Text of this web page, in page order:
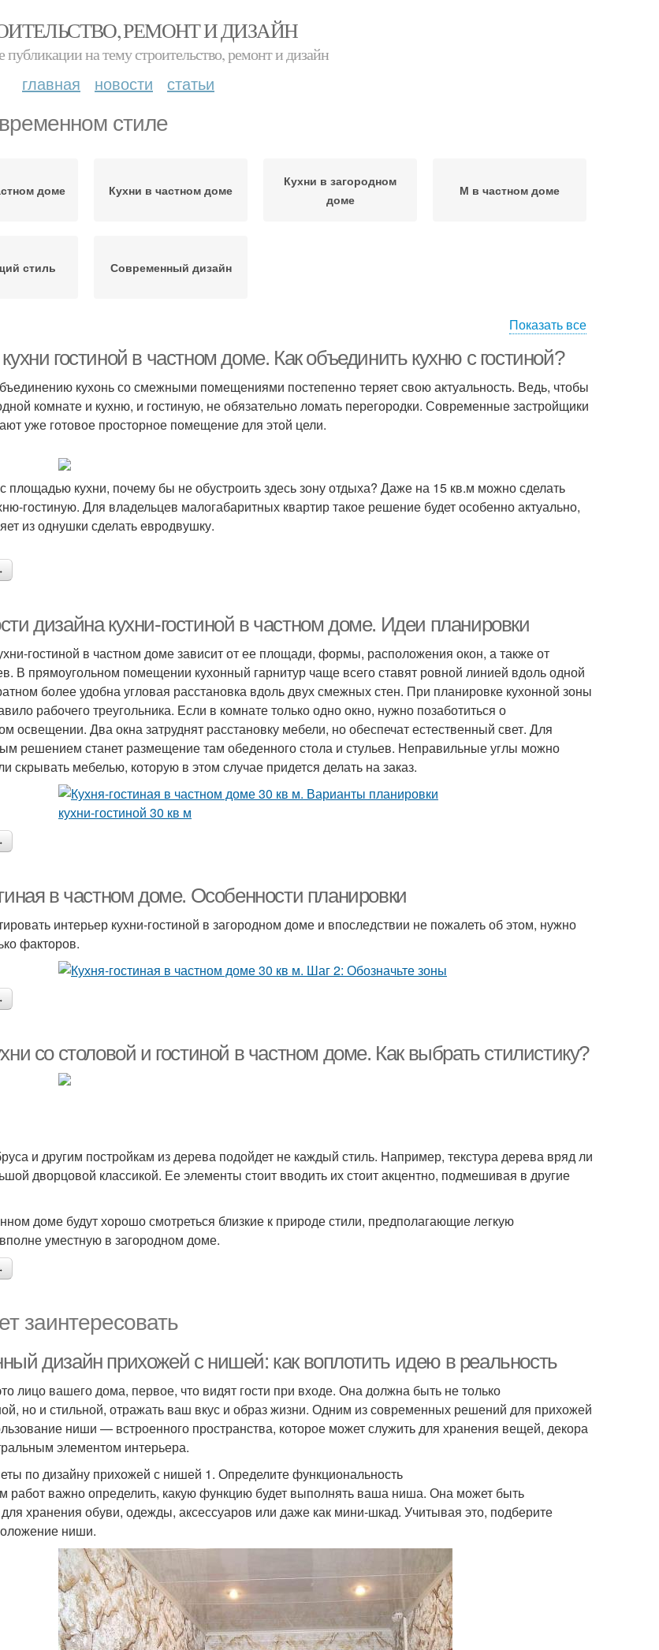
РЕМОНТ И ДИЗАЙН
публикации на тему строительство, ремонт и дизайн
главная новости статьи
стиле
доме Кухни в частном доме
Кухни в загородном
доме
М в частном доме
стиль Современный дизайн
Показать все
гостиной в частном доме. Как объединить кухню с гостиной?
кухонь со смежными помещениями постепенно теряет свою актуальность. Ведь, чтобы
комнате и кухню, и гостиную, не обязательно ломать перегородки. Современные застройщики
уже готовое просторное помещение для этой цели.
площадью кухни, почему бы не обустроить здесь зону отдыха? Даже на 15 кв.м можно сделать
гостиную. Для владельцев малогабаритных квартир такое решение будет особенно актуально,
из однушки сделать евродвушку.
дизайна кухни-гостиной в частном доме. Идеи планировки
гостиной в частном доме зависит от ее площади, формы, расположения окон, а также от
В прямоугольном помещении кухонный гарнитур чаще всего ставят ровной линией вдоль одной
более удобна угловая расстановка вдоль двух смежных стен. При планировке кухонной зоны
рабочего треугольника. Если в комнате только одно окно, нужно позаботиться о
освещении. Два окна затруднят расстановку мебели, но обеспечат естественный свет. Для
решением станет размещение там обеденного стола и стульев. Неправильные углы можно
скрывать мебелью, которую в этом случае придется делать на заказ.
в частном доме. Особенности планировки
интерьер кухни-гостиной в загородном доме и впоследствии не пожалеть об этом, нужно
факторов.
со столовой и гостиной в частном доме. Как выбрать стилистику?
и другим постройкам из дерева подойдет не каждый стиль. Например, текстура дерева вряд ли
дворцовой классикой. Ее элементы стоит вводить их стоит акцентно, подмешивая в другие
доме будут хорошо смотреться близкие к природе стили, предполагающие легкую
уместную в загородном доме.
заинтересовать
дизайн прихожей с нишей: как воплотить идею в реальность
лицо вашего дома, первое, что видят гости при входе. Она должна быть не только
но и стильной, отражать ваш вкус и образ жизни. Одним из современных решений для прихожей
ниши — встроенного пространства, которое может служить для хранения вещей, декора
элементом интерьера.
по дизайну прихожей с нишей 1. Определите функциональность
работ важно определить, какую функцию будет выполнять ваша ниша. Она может быть
хранения обуви, одежды, аксессуаров или даже как мини-шкад. Учитывая это, подберите
ниши.